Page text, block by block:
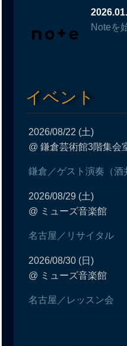
Noteを
イベント
2026/08/22 (土)
@ 鎌倉芸術館3階集会
2026/08/29 (土)
@ ミューズ音楽館
名古屋／リサイタル
2026/08/30 (日)
@ ミューズ音楽館
名古屋／レッスン会